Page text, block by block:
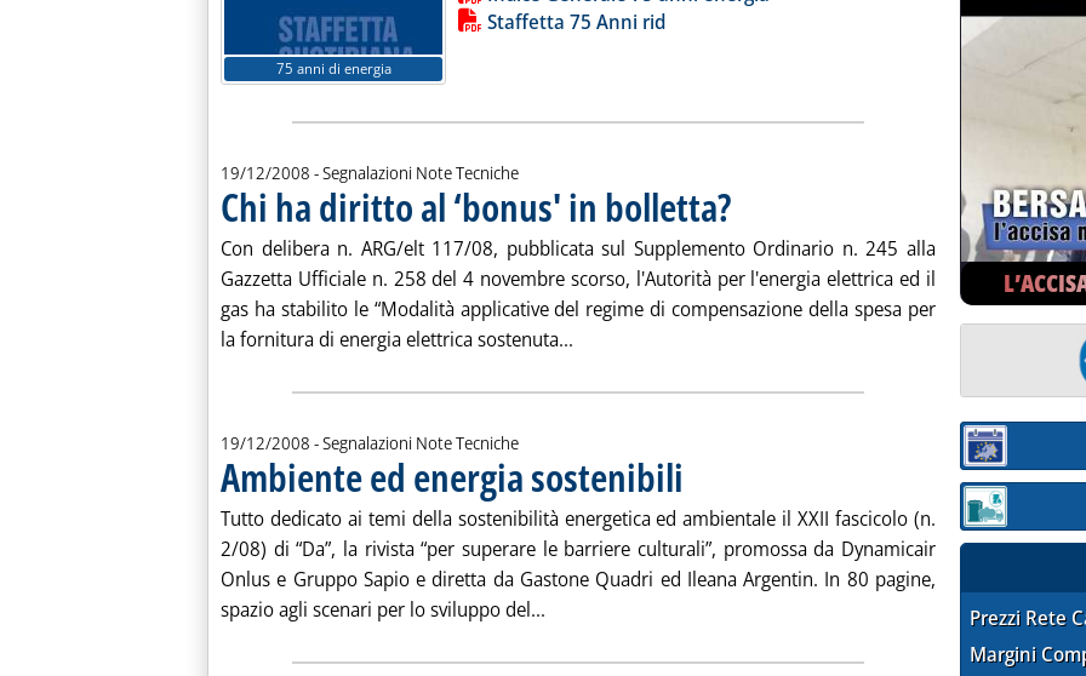
75 anni di energia
Staffetta 75 Anni rid
19/12/2008 - Segnalazioni Note Tecniche
Chi ha diritto al ‘bonus' in bolletta?. Pubblicata venerdì 19 dicembre 2008 alle 15.56.
Con delibera n. ARG/elt 117/08, pubblicata sul Supplemento Ordinario n. 245 alla
Gazzetta Ufficiale n. 258 del 4 novembre scorso, l'Autorità per l'energia elettrica ed il
gas ha stabilito le “Modalità applicative del regime di compensazione della spesa per
la fornitura di energia elettrica sostenuta...
19/12/2008 - Segnalazioni Note Tecniche
Ambiente ed energia sostenibili . Pubblicata venerdì 19 dicembre 2008 alle 15.56.
Tutto dedicato ai temi della sostenibilità energetica ed ambientale il XXII fascicolo (n.
2/08) di “Da”, la rivista “per superare le barriere culturali”, promossa da Dynamicair
Onlus e Gruppo Sapio e diretta da Gastone Quadri ed Ileana Argentin. In 80 pagine,
spazio agli scenari per lo sviluppo del... Leggi tutta la notizia: 'Ambiente ed energia sostenibili'
Sezione:
Sezione:
Prezzi Rete
Margini